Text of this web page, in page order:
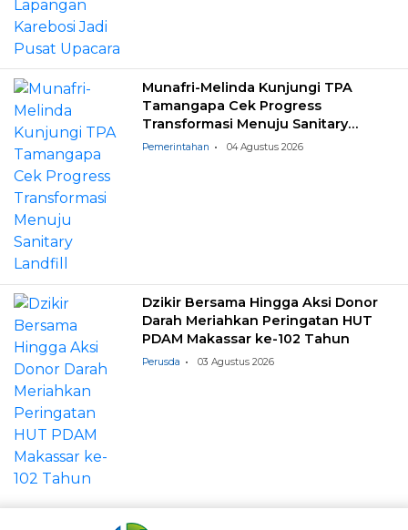
Munafri-Melinda Kunjungi TPA
Tamangapa Cek Progress
Transformasi Menuju Sanitary
Landfill
Pemerintahan 04 Agustus 2026
Dzikir Bersama Hingga Aksi Donor
Darah Meriahkan Peringatan HUT
PDAM Makassar ke-102 Tahun
Perusda 03 Agustus 2026